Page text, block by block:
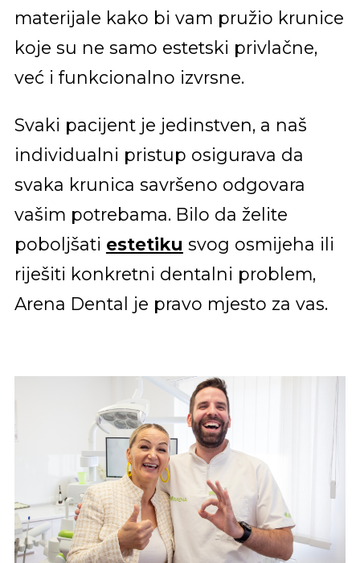
materijale kako bi vam pružio krunice
koje su ne samo estetski privlačne,
već i funkcionalno izvrsne.
Svaki pacijent je jedinstven, a naš
individualni pristup osigurava da
svaka krunica savršeno odgovara
vašim potrebama. Bilo da želite
poboljšati estetiku svog osmijeha ili
riješiti konkretni dentalni problem,
Arena Dental je pravo mjesto za vas.